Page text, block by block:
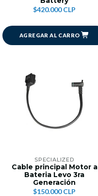
$420.000 CLP
AGREGAR AL CARRO
SPECIALIZED
Cable principal Motor a
Bateria Levo 3ra
Generación
$150.000 CLP